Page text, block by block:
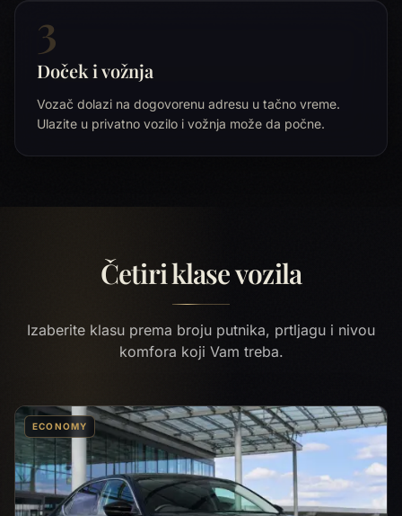
3
Doček i vožnja
Vozač dolazi na dogovorenu adresu u tačno vreme.
Ulazite u privatno vozilo i vožnja može da počne.
Četiri klase vozila
Izaberite klasu prema broju putnika, prtljagu i nivou
komfora koji Vam treba.
ECONOMY